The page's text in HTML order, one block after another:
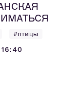
#птицы
16:40